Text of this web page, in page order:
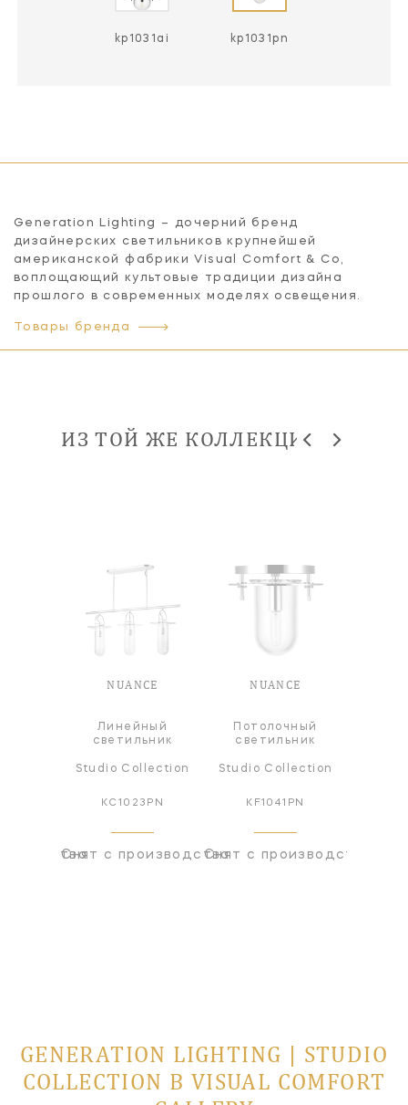
kp1031ai kp1031pn
Generation Lighting – дочерний бренд
дизайнерских светильников крупнейшей
американской фабрики Visual Comfort & Co,
воплощающий культовые традиции дизайна
прошлого в современных моделях освещения.
Товары бренда
ИЗ ТОЙ ЖЕ КОЛЛЕКЦИИ
NUANCE
Линейный
светильник
Studio Collection
KC1023PN
Снят с производства
NUANCE
Потолочный
светильник
Studio Collection
KF1041PN
Снят с производстваСнят с
GENERATION LIGHTING | STUDIO
COLLECTION В VISUAL COMFORT